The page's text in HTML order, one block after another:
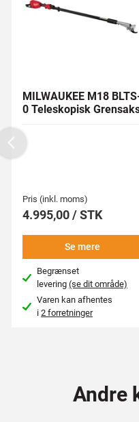
MILWAUKEE M18
0 Teleskopisk
Pris (inkl. moms)
4.995,00 / STK
Se mere
Begrænset
levering(se dit område)
Varen kan afhentes
i2 forretninger
Previous
Andre